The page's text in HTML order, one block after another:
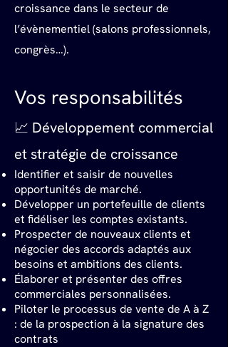
croissance dans le secteur de
l’évènementiel (salons professionnels,
congrès…).​
Vos responsabilités
📈 Développement commercial
et stratégie de croissance
Identifier et saisir de nouvelles
opportunités de marché.
Développer un portefeuille de clients
et fidéliser les comptes existants.
Prospecter de nouveaux clients et
négocier des accords adaptés aux
besoins et ambitions des clients.
Élaborer et présenter des offres
commerciales personnalisées.
Piloter le processus de vente de A à Z
: de la prospection à la signature des
contrats